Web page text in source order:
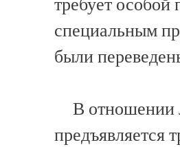
специальным
были
В отношении
предъявляется